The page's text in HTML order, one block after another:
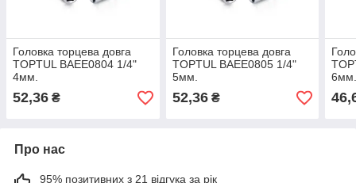
Головка торцева довга
TOPTUL BAEE0804 1/4"
4мм.
52,36 ₴
Головка торцева довга
TOPTUL BAEE0805 1/4"
5мм.
52,36₴
Про нас
95% позитивних з 21 відгука за рік